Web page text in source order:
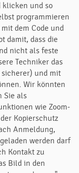
klicken und so
programmieren
dem Code und
damit, dass die
nicht als feste
Techniker das
sicherer) und mit
Wir könnten
Sie als
wie Zoom-
Kopierschutz
Anmeldung,
werden darf
Kontakt zu
Bild in den